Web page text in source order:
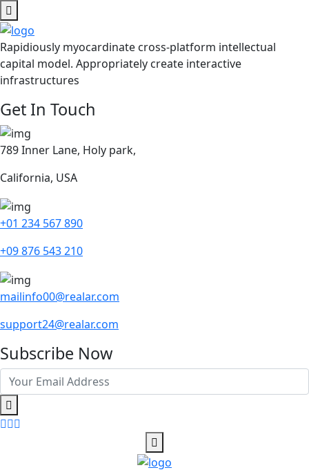
Rapidiously myocardinate cross-platform intellectual
capital model. Appropriately create interactive
infrastructures
Get In Touch
789 Inner Lane, Holy park,
California, USA
+01 234 567 890
+09 876 543 210
mailinfo00@realar.com
support24@realar.com
Subscribe Now